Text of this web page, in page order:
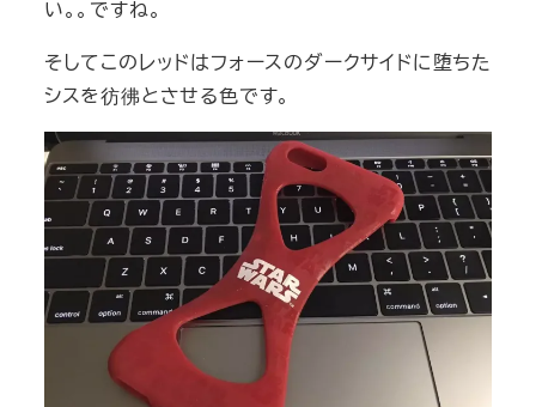
い。。ですね。
そしてこのレッドはフォースのダークサイドに堕ちた
シスを彷彿とさせる色です。